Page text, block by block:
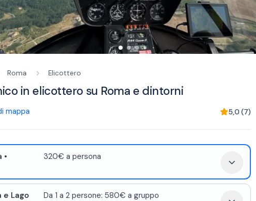
Roma Elicottero
in elicottero su Roma e dintorni
mappa 5,0 (7)
•
320€ a persona
e Lago
Da 1 a 2 persone: 580€ a gruppo